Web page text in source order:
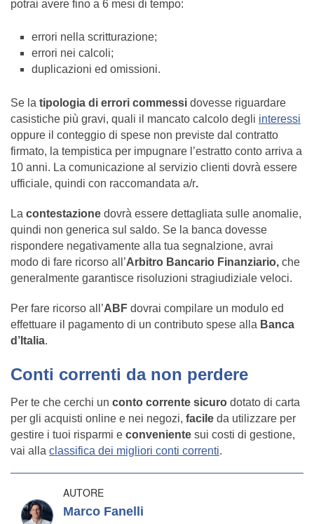
potrai avere fino a 6 mesi di tempo:
errori nella scritturazione;
errori nei calcoli;
duplicazioni ed omissioni.
Se la tipologia di errori commessi dovesse riguardare
casistiche più gravi, quali il mancato calcolo degli interessi
oppure il conteggio di spese non previste dal contratto
firmato, la tempistica per impugnare l’estratto conto arriva a
10 anni. La comunicazione al servizio clienti dovrà essere
ufficiale, quindi con raccomandata a/r.
La contestazione dovrà essere dettagliata sulle anomalie,
quindi non generica sul saldo. Se la banca dovesse
rispondere negativamente alla tua segnalzione, avrai
modo di fare ricorso all’Arbitro Bancario Finanziario, che
generalmente garantisce risoluzioni stragiudiziale veloci.
Per fare ricorso all’ABF dovrai compilare un modulo ed
effettuare il pagamento di un contributo spese alla Banca
d’Italia.
Conti correnti da non perdere
Per te che cerchi un conto corrente sicuro dotato di carta
per gli acquisti online e nei negozi, facile da utilizzare per
gestire i tuoi risparmi e conveniente sui costi di gestione,
vai alla classifica dei migliori conti correnti.
AUTORE
Marco Fanelli